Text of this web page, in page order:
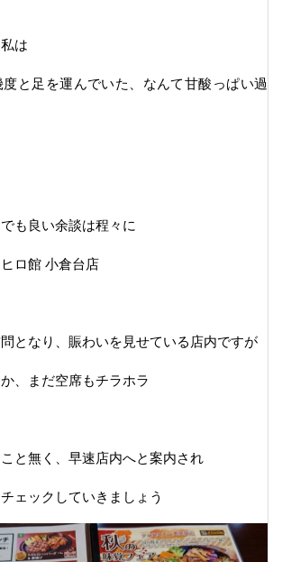
は
と足を運んでいた、なんて甘酸っぱい過
も良い余談は程々に
ロ館 小倉台店
となり、賑わいを見せている店内ですが
、まだ空席もチラホラ
と無く、早速店内へと案内され
ェックしていきましょう